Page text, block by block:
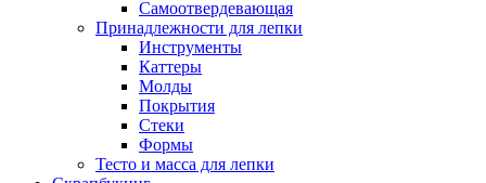
Самоотвердевающая
Принадлежности для лепки
Инструменты
Каттеры
Молды
Покрытия
Стеки
Формы
Тесто и масса для лепки